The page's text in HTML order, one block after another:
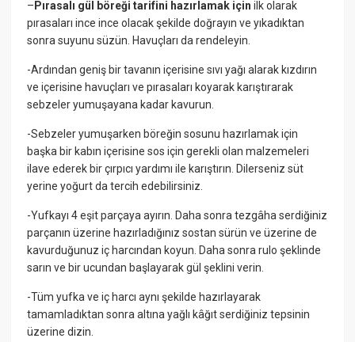
– Pırasalı gül böreği tarifini hazırlamak için ilk olarak
pırasaları ince ince olacak şekilde doğrayın ve yıkadıktan
sonra suyunu süzün. Havuçları da rendeleyin.
-Ardından geniş bir tavanın içerisine sıvı yağı alarak kızdırın
ve içerisine havuçları ve pırasaları koyarak karıştırarak
sebzeler yumuşayana kadar kavurun.
-Sebzeler yumuşarken böreğin sosunu hazırlamak için
başka bir kabın içerisine sos için gerekli olan malzemeleri
ilave ederek bir çırpıcı yardımı ile karıştırın. Dilerseniz süt
yerine yoğurt da tercih edebilirsiniz.
-Yufkayı 4 eşit parçaya ayırın. Daha sonra tezgâha serdiğiniz
parçanın üzerine hazırladığınız sostan sürün ve üzerine de
kavurduğunuz iç harcından koyun. Daha sonra rulo şeklinde
sarın ve bir ucundan başlayarak gül şeklini verin.
-Tüm yufka ve iç harcı aynı şekilde hazırlayarak
tamamladıktan sonra altına yağlı kâğıt serdiğiniz tepsinin
üzerine dizin.